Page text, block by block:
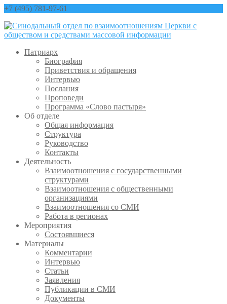
+7 (495) 781-97-61
Патриарх
Биография
Приветствия и обращения
Интервью
Послания
Проповеди
Программа «Слово пастыря»
Об отделе
Общая информация
Структура
Руководство
Контакты
Деятельность
Взаимоотношения с государственными
структурами
Взаимоотношения с общественными
организациями
Взаимоотношения со СМИ
Работа в регионах
Мероприятия
Состоявшиеся
Материалы
Комментарии
Интервью
Статьи
Заявления
Публикации в СМИ
Документы